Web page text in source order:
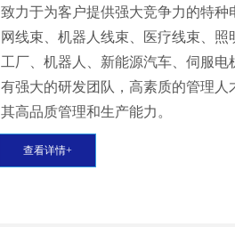
致力于为客户提供强大竞争力的特
网线束、机器人线束、医疗线束、
工厂、机器人、新能源汽车、伺服
有强大的研发团队，高素质的管理
其高品质管理和生产能力。
查看详情+